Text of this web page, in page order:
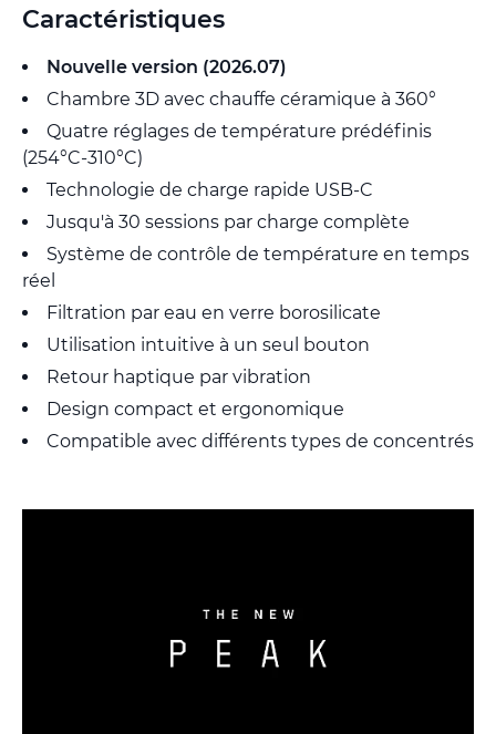
Caractéristiques
Nouvelle version (2026.07)
Chambre 3D avec chauffe céramique à 360°
Quatre réglages de température prédéfinis
(254°C-310°C)
Technologie de charge rapide USB-C
Jusqu'à 30 sessions par charge complète
Système de contrôle de température en temps
réel
Filtration par eau en verre borosilicate
Utilisation intuitive à un seul bouton
Retour haptique par vibration
Design compact et ergonomique
Compatible avec différents types de concentrés